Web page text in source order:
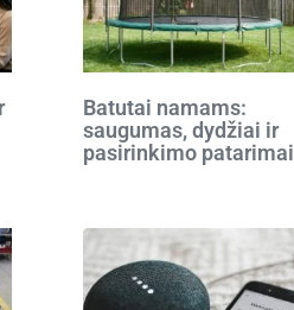
Batutai namams:
saugumas, dydžiai ir
pasirinkimo patarimai